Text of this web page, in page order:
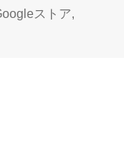
テ
ストア,